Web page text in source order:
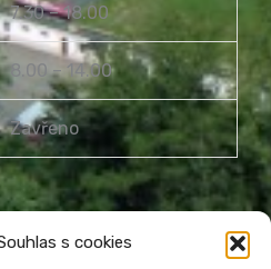
s cookies
7.30 – 18.00
8.00 – 14.00
Zavřeno